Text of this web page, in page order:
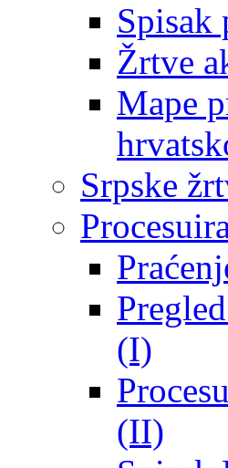
Spisak
Žrtve
Mape
Srpske
(I)
(II)